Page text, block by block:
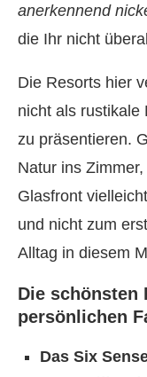
anerkennend
die Ihr nicht
Die Resorts hier
nicht als rustikale
zu präsentieren.
Natur ins
Glasfront
und nicht zum
Alltag in diesem
Die schönsten
persönlichen
Das Six